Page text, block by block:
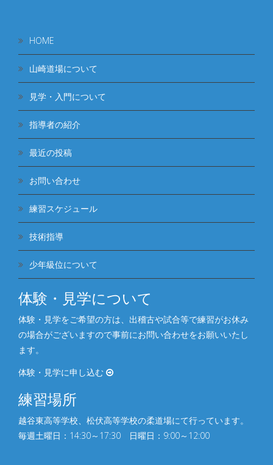
HOME
山崎道場について
見学・入門について
指導者の紹介
最近の投稿
お問い合わせ
練習スケジュール
技術指導
少年級位について
体験・見学について
体験・見学をご希望の方は、出稽古や試合等で練習がお休み
の場合がございますので事前にお問い合わせをお願いいたし
ます。
体験・見学に申し込む
練習場所
越谷東高等学校、松伏⾼等学校の柔道場にて行っています。
毎週土曜日：14:30～17:30 日曜日：9:00～12:00